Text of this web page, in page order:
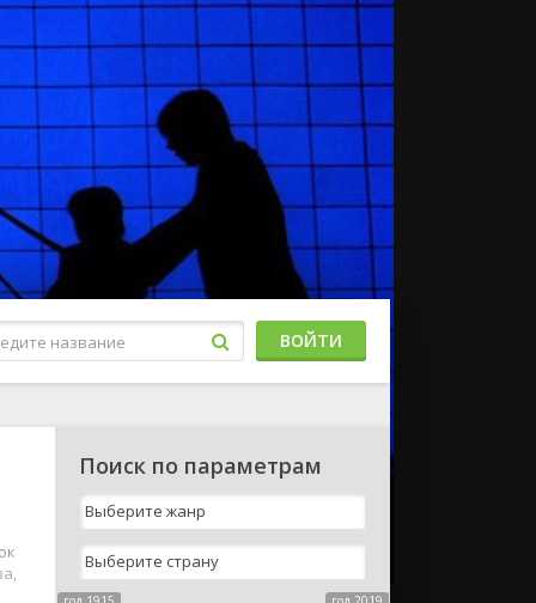
ВОЙТИ
Поиск по параметрам